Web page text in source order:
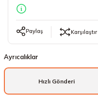
Paylaş Karşılaştır
Ayrıcalıklar
Hızlı Gönderi